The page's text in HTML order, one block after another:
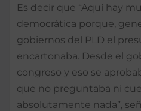
Es decir que “Aquí hay
democrática porque,
gobiernos del PLD el
encartonaba. Desde el
congreso y eso se
que no preguntaba ni
absolutamente nada”,